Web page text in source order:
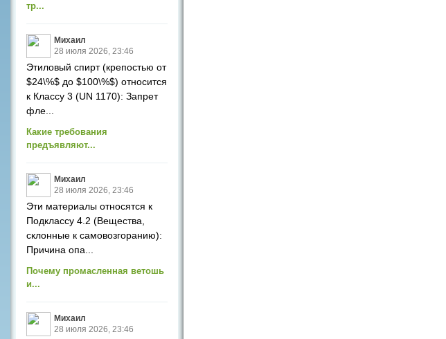
тр...
Михаил
28 июля 2026, 23:46
Этиловый спирт (крепостью от
$24\%$ до $100\%$) относится
к Классу 3 (UN 1170): Запрет
фле...
Какие требования
предъявляют...
Михаил
28 июля 2026, 23:46
Эти материалы относятся к
Подклассу 4.2 (Вещества,
склонные к самовозгоранию):
Причина опа...
Почему промасленная ветошь
и...
Михаил
28 июля 2026, 23:46